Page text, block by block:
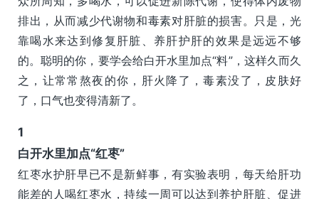
排出，从而减少代谢物和毒素对肝脏的损害。只是，光
靠喝水来达到修复肝脏、养肝护肝的效果是远远不够
的。聪明的你，要学会给白开水里加点“料”，这样久而久
之，让常常熬夜的你，肝火降了，毒素没了，皮肤好
了，口气也变得清新了。
1
白开水里加点“红枣”
红枣水护肝早已不是新鲜事，有实验表明，每天给肝功
能差的人喝红枣水，持续一周可以达到养护肝脏、促进